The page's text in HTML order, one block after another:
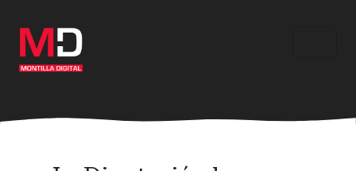
contenido
principal